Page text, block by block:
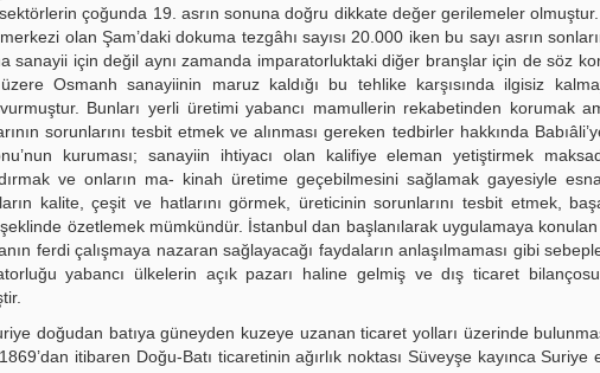
sektörlerin çoğunda 19. asrın sonuna doğru dikkate değer gerilemeler
olan Şam’daki dokuma tezgâhı sayısı 20.000 iken bu sayı asrın
sanayii için değil aynı zamanda imparatorluktaki diğer branşlar için de söz
Osmanh sanayiinin maruz kaldığı bu tehlike karşısında ilgisiz
Bunları yerli üretimi yabancı mamullerin rekabetinden korumak
sorunlarını tesbit etmek ve alınması gereken tedbirler hakkında
kuruması; sanayiin ihtiyacı olan kalifiye eleman yetiştirmek
ve onların ma- kinah üretime geçebilmesini sağlamak gayesiyle
kalite, çeşit ve hatlarını görmek, üreticinin sorunlarını tesbit etmek,
özetlemek mümkündür. İstanbul dan başlanılarak uygulamaya
ferdi çalışmaya nazaran sağlayacağı faydaların anlaşılmaması gibi
yabancı ülkelerin açık pazarı haline gelmiş ve dış ticaret
doğudan batıya güneyden kuzeye uzanan ticaret yolları üzerinde
itibaren Doğu-Batı ticaretinin ağırlık noktası Süveyşe kayınca Suriye